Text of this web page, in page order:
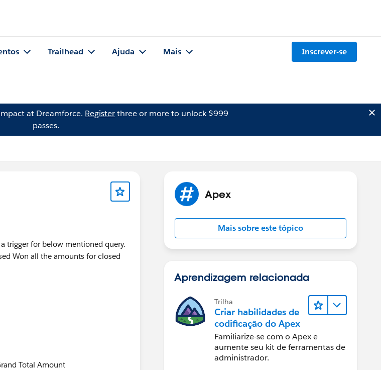
Trailhead Ajuda Mais Inscrever-se
at Dreamforce. Registerthree or more to unlock $999
passes.
trigger for below mentioned query.
Won all the amounts for closed
Apex
Mais sobre este tópico
Aprendizagem relacionada
Trilha
Criar habilidades de
codificação do Apex
Familiarize-se com o Apex e
aumente seu kit de ferramentas de
administrador.